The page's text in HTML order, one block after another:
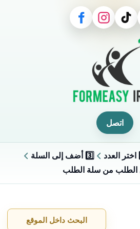
اتصل
3️⃣ أضف إلى السلة